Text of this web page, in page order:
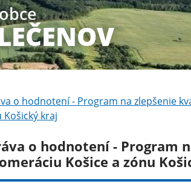
o hodnotení - Program na zlepšenie
Košický kraj
o hodnotení - Program
Košice a zónu